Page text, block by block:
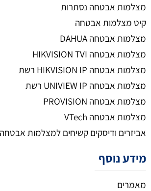
מצלמות אבטחה נסתרות
קיט מצלמות אבטחה
מצלמות אבטחה DAHUA
מצלמות אבטחה HIKVISION TVI
מצלמות אבטחה HIKVISION IP רשת
מצלמות אבטחה UNIVIEW IP רשת
מצלמות אבטחה PROVISION
מצלמות אבטחה VTech
אביזרים ודיסקים קשיחים למצלמות אבטחה
מידע נוסף
מאמרים